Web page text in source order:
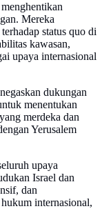
Mereka
status quo di
kawasan,
upaya internasional
dukungan
menentukan
merdeka dan
Yerusalem
upaya
Israel dan
dan
internasional,